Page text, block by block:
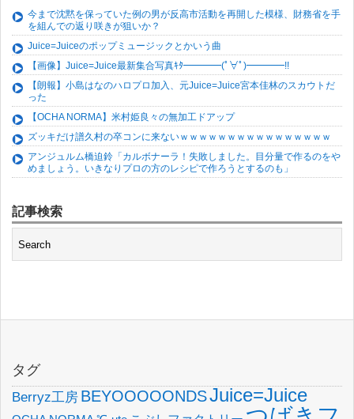
今まで沈黙を保っていた例の男が反高市活動を再開した模様、財務省を手
を組んでの返り咲きが狙いか？
Juice=Juiceのポップミュージックとかいう曲
【画像】Juice=Juice最新集合写真ｷﾀ━━━━(ﾟ∀ﾟ)━━━━!!
【朗報】小島はなのハロプロ加入、元Juice=Juice宮本佳林のスカウトだ
った
【OCHA NORMA】米村姫良々の無加工ドアップ
ズッキだけ譜久村の卒コンに来ないｗｗｗｗｗｗｗｗｗｗｗｗｗｗｗｗ
アンジュルム橋迫鈴「カルボナーラ！失敗しました。目分量で作るのをや
めましょう。いきなりプロの方のレシピで作ろうとするのも」
記事検索
タグ
Berryz工房 BEYOOOOONDSJuice=Juice